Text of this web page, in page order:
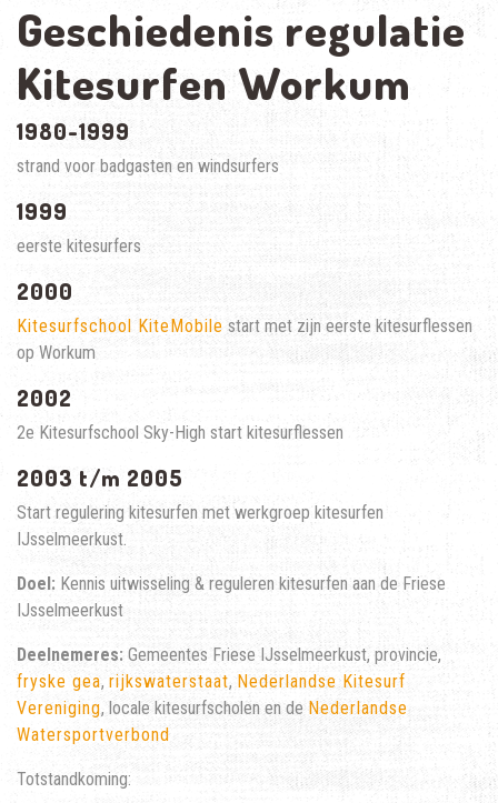
Geschiedenis regulatie
Kitesurfen Workum
1980-1999
strand voor badgasten en windsurfers
1999
eerste kitesurfers
2000
Kitesurfschool KiteMobile start met zijn eerste kitesurflessen
op Workum
2002
2e Kitesurfschool Sky-High start kitesurflessen
2003 t/m 2005
Start regulering kitesurfen met werkgroep kitesurfen
IJsselmeerkust.
Doel: Kennis uitwisseling & reguleren kitesurfen aan de Friese
IJsselmeerkust
Deelnemeres: Gemeentes Friese IJsselmeerkust, provincie,
fryske gea, rijkswaterstaat, Nederlandse Kitesurf
Vereniging, locale kitesurfscholen en de Nederlandse
Watersportverbond
Totstandkoming: